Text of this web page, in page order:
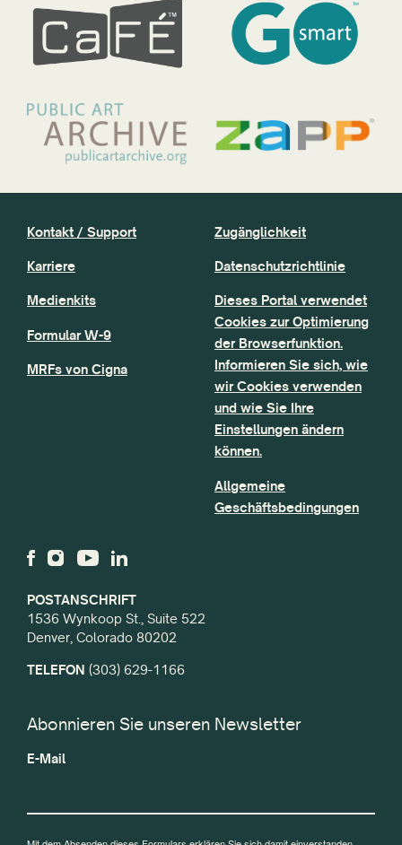
POSTANSCHRIFT
1536 Wynkoop St., Suite 522
Denver, Colorado 80202
TELEFON (303) 629-1166
Kontakt / Support
Karriere
Medienkits
Formular W-9
MRFs von Cigna
Zugänglichkeit
Datenschutzrichtlinie
Dieses Portal verwendet
Cookies zur Optimierung
der Browserfunktion.
Informieren Sie sich, wie
wir Cookies verwenden
und wie Sie Ihre
Einstellungen ändern
können.
Allgemeine
Geschäftsbedingungen
Abonnieren Sie unseren Newsletter
E-Mail